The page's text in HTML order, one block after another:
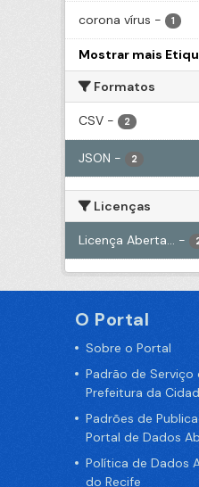
corona vírus - 1
Mostrar mais
Formatos
CSV - 2
JSON - 2
Licenças
Licença Aberta... -
O Portal
Sobre o Portal
Padrão de Serviço
Prefeitura da
Padrões de
Portal de Dados
Política de Dados
do Recife